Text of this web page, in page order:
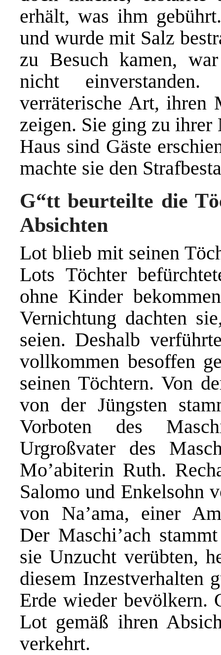
erhält, was ihm
und wurde mit Salz
zu Besuch kamen,
nicht
verräterische Art, ihren
zeigen. Sie ging zu ihrer
Haus sind Gäste
machte sie den
G“tt beurteilte die
Absichten
Lot blieb mit seinen
Lots Töchter
ohne Kinder
Vernichtung dachten
seien. Deshalb
vollkommen besoffen
seinen Töchtern. Von
von der Jüngsten
Vorboten des
Urgroßvater des
Mo’abiterin Ruth.
Salomo und Enkelsohn
von Na’ama, einer
Der Maschi’ach
sie Unzucht verübten,
diesem Inzestverhalten
Erde wieder bevölkern.
Lot gemäß ihren
verkehrt.